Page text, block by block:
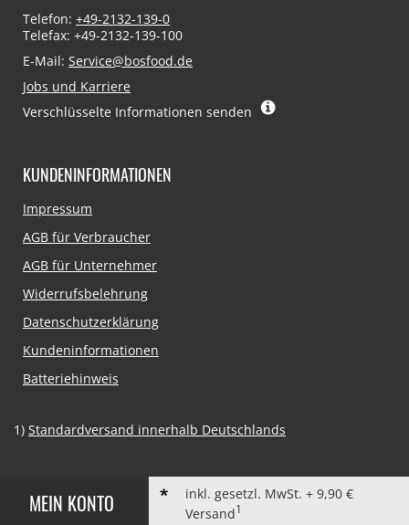
MEIN KONTO
inkl. gesetzl. MwSt. + 9,90 €
Versand1
Telefon: +49-2132-139-0
Telefax: +49-2132-139-100
E-Mail: Service@bosfood.de
Jobs und Karriere
Verschlüsselte Informationen senden
KUNDENINFORMATIONEN
Navigation
Impressum
AGB für Verbraucher
AGB für Unternehmer
Widerrufsbelehrung
Datenschutzerklärung
Kundeninformationen
Batteriehinweis
1) Standardversand innerhalb Deutschlands